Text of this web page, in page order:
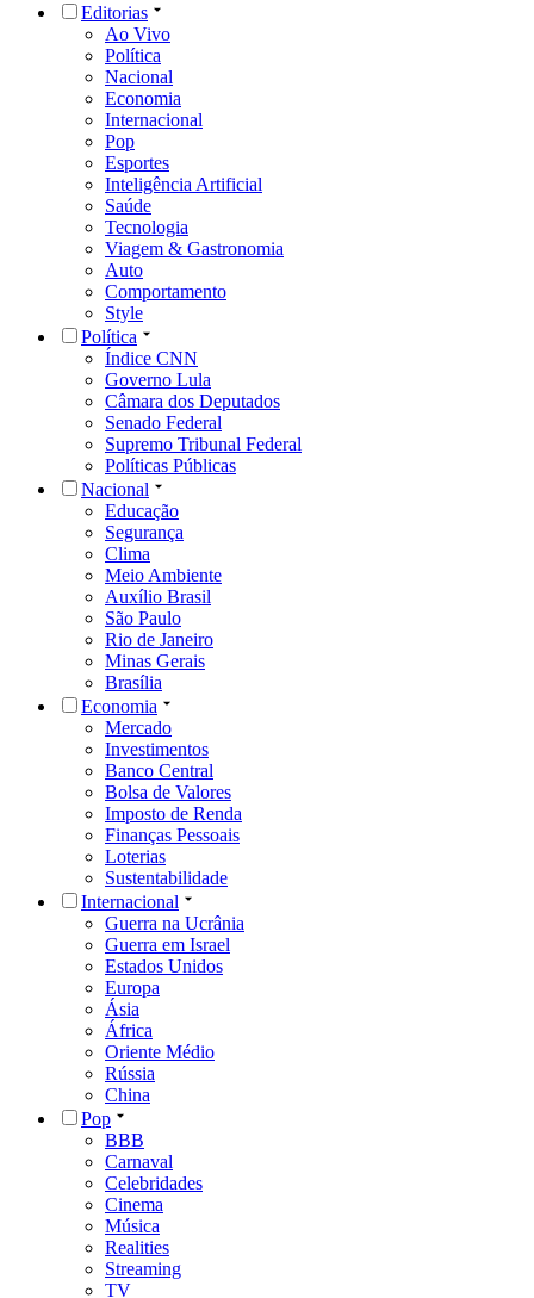
Editorias
Ao Vivo
Política
Nacional
Economia
Internacional
Pop
Esportes
Inteligência Artificial
Saúde
Tecnologia
Viagem & Gastronomia
Auto
Comportamento
Style
Política
Índice CNN
Governo Lula
Câmara dos Deputados
Senado Federal
Supremo Tribunal Federal
Políticas Públicas
Nacional
Educação
Segurança
Clima
Meio Ambiente
Auxílio Brasil
São Paulo
Rio de Janeiro
Minas Gerais
Brasília
Economia
Mercado
Investimentos
Banco Central
Bolsa de Valores
Imposto de Renda
Finanças Pessoais
Loterias
Sustentabilidade
Internacional
Guerra na Ucrânia
Guerra em Israel
Estados Unidos
Europa
Ásia
África
Oriente Médio
Rússia
China
Pop
BBB
Carnaval
Celebridades
Cinema
Música
Realities
Streaming
TV